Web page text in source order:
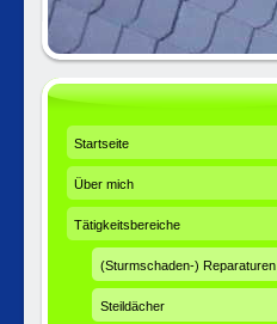
Startseite
Über mich
Tätigkeitsbereiche
(Sturmschaden-) Reparaturen
Steildächer